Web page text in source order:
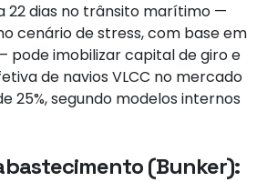
22 dias no trânsito marítimo —
cenário de stress, com base em
pode imobilizar capital de giro e
de navios VLCC no mercado
25%, segundo modelos internos
(Bunker):